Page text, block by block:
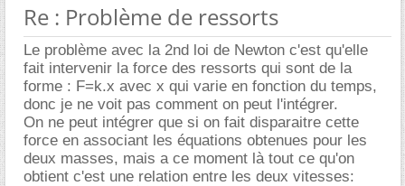
Re : Problème de ressorts
Le problème avec la 2nd loi de Newton c'est qu'elle
fait intervenir la force des ressorts qui sont de la
forme : F=k.x avec x qui varie en fonction du temps,
donc je ne voit pas comment on peut l'intégrer.
On ne peut intégrer que si on fait disparaitre cette
force en associant les équations obtenues pour les
deux masses, mais a ce moment là tout ce qu'on
obtient c'est une relation entre les deux vitesses: